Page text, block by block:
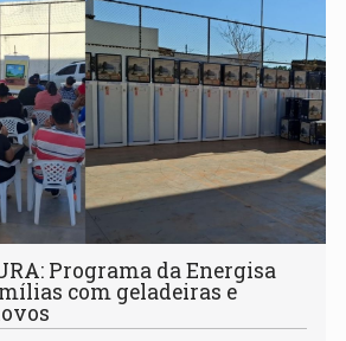
Programa da Energisa
com geladeiras e